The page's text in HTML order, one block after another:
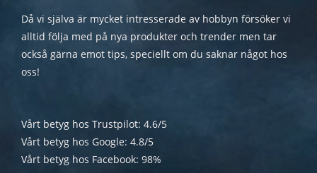
Då vi själva är mycket intresserade av hobbyn försöker vi
alltid följa med på nya produkter och trender men tar
också gärna emot tips, speciellt om du saknar något hos
oss!
Vårt betyg hos Trustpilot: 4.6/5
Vårt betyg hos Google: 4.8/5
Vårt betyg hos Facebook: 98%